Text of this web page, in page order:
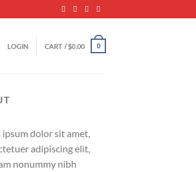
LOGIN CART /$0.00 0
ipsum dolor sit amet,
adipiscing elit,
nonummy nibh